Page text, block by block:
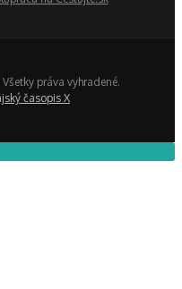
práva vyhradené.
časopis X